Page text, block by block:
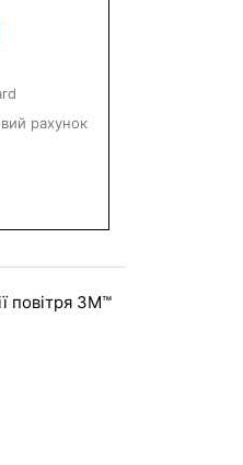
рахунок
повітря 3M™